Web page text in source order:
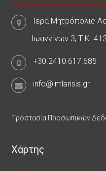
Ιερά Μητρόπολις
Ιωαννίνων 3, Τ.Κ.
+30.2410.617.685
info@imlarisis.gr
Προστασία Προσωπικών
Χάρτης